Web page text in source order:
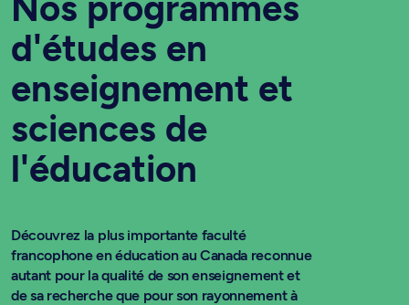
d'études en
enseignement et
sciences de
l'éducation
Découvrez la plus importante faculté
francophone en éducation au Canada reconnue
autant pour la qualité de son enseignement et
de sa recherche que pour son rayonnement à